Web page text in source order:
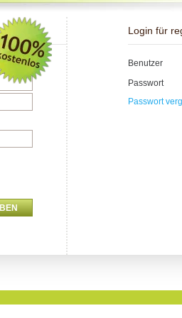
Login für
Benutzer
Passwort
Passwort